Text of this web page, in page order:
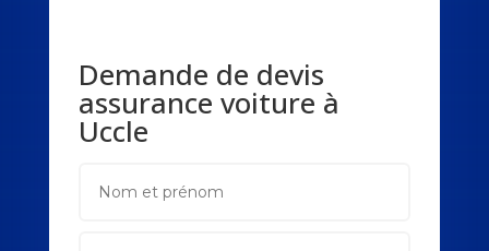
Demande de devis
assurance voiture à
Uccle